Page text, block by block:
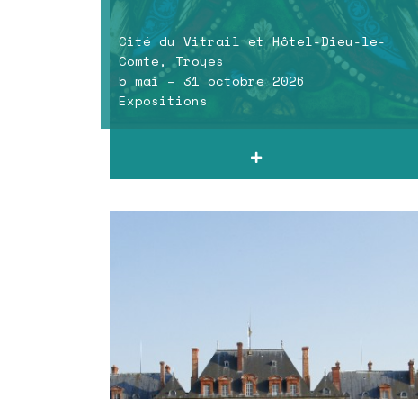
Cité du Vitrail et Hôtel-Dieu-le-
Comte, Troyes
5 mai – 31 octobre 2026
Expositions